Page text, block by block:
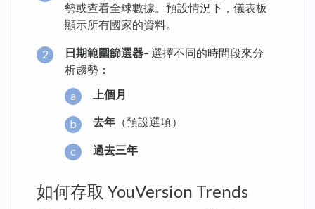
勢或查看全球數據。預設情況下，儀表板
顯示所有國家的資料。
日期範圍篩選器– 選擇不同的時間段來分
析趨勢：
上個月
去年 （預設選項）
過去三年
如何存取 YouVersion Trends